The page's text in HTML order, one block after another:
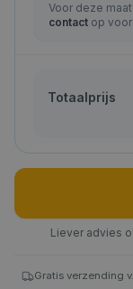
Voor deze
contact op
Totaalprijs
Liever advies
Gratis verzending